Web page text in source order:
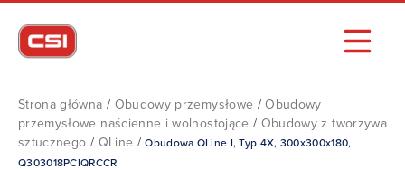
Strona główna / Obudowy przemysłowe /Obudowy
przemysłowe naścienne i wolnostojące / Obudowy z tworzywa
sztucznego / QLine /Obudowa QLine I, Typ 4X, 300x300x180,
Q303018PCIQRCCR